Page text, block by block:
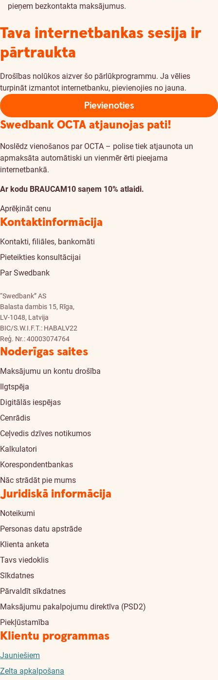
pieņem bezkontakta maksājumus.
Tava internetbankas sesija ir
pārtraukta
Drošības nolūkos aizver šo pārlūkprogrammu. Ja vēlies
turpināt izmantot internetbanku, pievienojies no jauna.
Pievienoties
Swedbank OCTA atjaunojas pati!
Noslēdz vienošanos par OCTA – polise tiek atjaunota un
apmaksāta automātiski un vienmēr ērti pieejama
internetbankā.
Ar kodu BRAUCAM10 saņem 10% atlaidi.
Aprēķināt cenu
Kontaktinformācija
Kontakti, filiāles, bankomāti
Pieteikties konsultācijai
Par Swedbank
“Swedbank” AS
Balasta dambis 15, Rīga,
LV-1048, Latvija
BIC/S.W.I.F.T.: HABALV22
Reģ. Nr.: 40003074764
Noderīgas saites
Maksājumu un kontu drošība
Ilgtspēja
Digitālās iespējas
Cenrādis
Ceļvedis dzīves notikumos
Kalkulatori
Korespondentbankas
Nāc strādāt pie mums
Juridiskā informācija
Noteikumi
Personas datu apstrāde
Klienta anketa
Tavs viedoklis
Sīkdatnes
Pārvaldīt sīkdatnes
Maksājumu pakalpojumu direktīva (PSD2)
Piekļūstamība
Klientu programmas
Jauniešiem
Zelta apkalpošana